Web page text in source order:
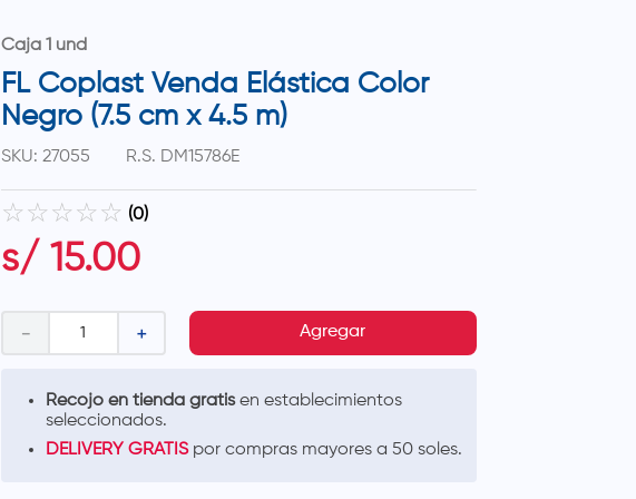
Caja 1 und
FL Coplast Venda Elástica Color
Negro (7.5 cm x 4.5 m)
SKU: 27055 R.S. DM15786E
☆ ☆ ☆ ☆ ☆ (0)
s/ 15.00
＋
－ Agregar
Recojo en tienda gratisen establecimientos
seleccionados.
DELIVERY GRATISpor compras mayores a 50 soles.